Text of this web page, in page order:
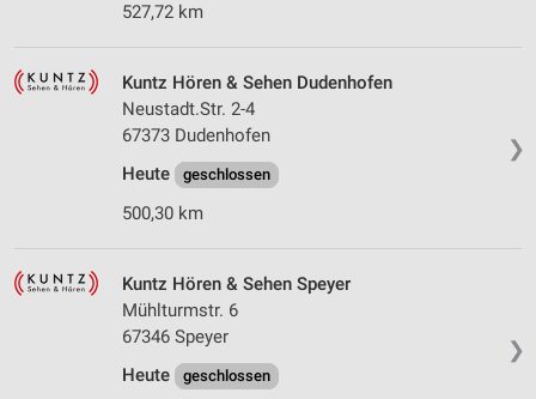
527,72 km
❯
Kuntz Hören & Sehen Dudenhofen
Neustadt.Str. 2-4
67373 Dudenhofen
Heute
geschlossen
500,30 km
❯
Kuntz Hören & Sehen Speyer
Mühlturmstr. 6
67346 Speyer
Heute
geschlossen